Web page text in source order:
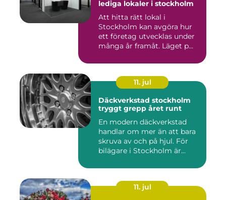
lediga lokaler i stockholm
Att hitta rätt lokal i
Stockholm kan avgöra hur
ett företag utvecklas under
många år framåt. Läget p...
11. jul
Däckverkstad stockholm
tryggt grepp året runt
En modern däckverkstad
handlar om mer än att bara
skruva av och på hjul. För
bilägare i Stockholm är...
11. jul